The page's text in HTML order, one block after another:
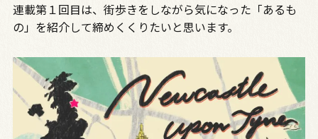
連載第１回目は、街歩きをしながら気になった「あるも
の」を紹介して締めくくりたいと思います。